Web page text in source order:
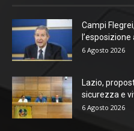
Campi
l’esposizione
6 Agosto 2026
Lazio,
sicurezza e
6 Agosto 2026